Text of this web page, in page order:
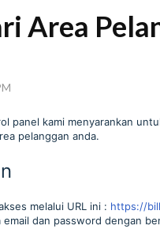
Area
panel kami menyarankan
pelanggan anda.
melalui URL ini : https://
dan password dengan